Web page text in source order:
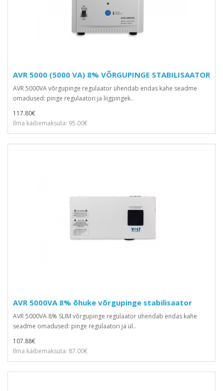
AVR 5000 (5000 VA) 8% VÕRGUPINGE STABILISAATOR
AVR 5000VA võrgupinge regulaator ühendab endas kahe seadme
omadused: pinge regulaatori ja liigpingek..
117.80€
Ilma käibemaksuta: 95.00€
AVR 5000VA 8% õhuke võrgupinge stabilisaator
AVR 5000VA 8% SLIM võrgupinge regulaator ühendab endas kahe
seadme omadused: pinge regulaatori ja ül..
107.88€
Ilma käibemaksuta: 87.00€